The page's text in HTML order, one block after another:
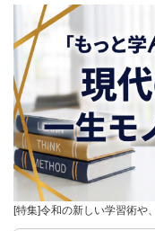
[特集]令和の新しい学習術